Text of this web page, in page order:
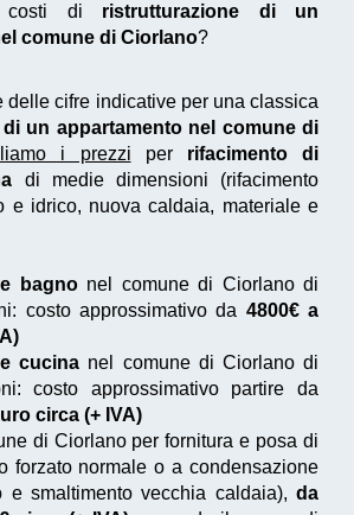
costi di ristrutturazione di un
comune di Ciorlano?
delle cifre indicative per una classica
un appartamento nel comune di
i prezzi per rifacimento di
di medie dimensioni (rifacimento
e idrico, nuova caldaia, materiale e
bagnonel comune di Ciorlano di
costo approssimativo da 4800€ a
cucina nel comune di Ciorlano di
costo approssimativo partire da
circa (+ IVA)
di Ciorlano per fornitura e posa di
forzato normale o a condensazione
e smaltimento vecchia caldaia), da